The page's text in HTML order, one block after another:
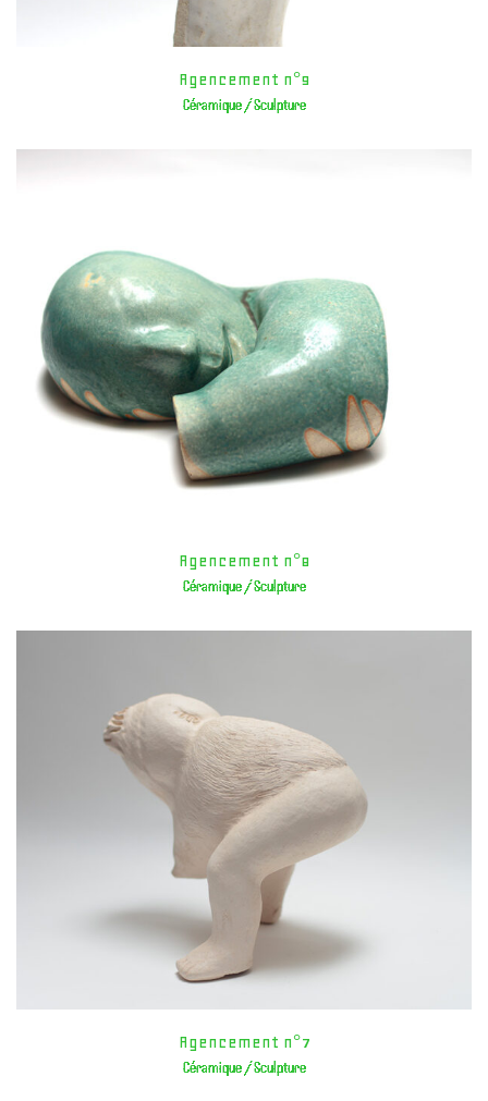
Agencement n°9
Céramique / Sculpture
Agencement n°8
Céramique / Sculpture
Agencement n°7
Céramique / Sculpture